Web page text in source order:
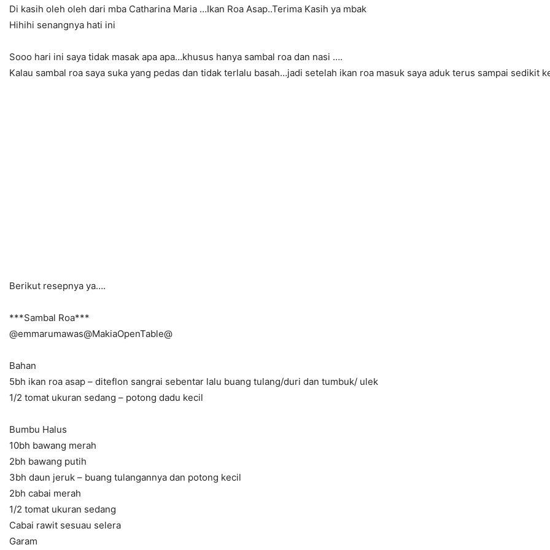
Di kasih oleh oleh dari mba Catharina Maria …Ikan Roa Asap..Terima Kasih ya mbak
Hihihi senangnya hati ini
Sooo hari ini saya tidak masak apa apa…khusus hanya sambal roa dan nasi ….
Kalau sambal roa saya suka yang pedas dan tidak terlalu basah…jadi setelah ikan roa masuk saya aduk terus sampai sedikit
Berikut resepnya ya….
***Sambal Roa***
@emmarumawas@MakiaOpenTable@
Bahan
5bh ikan roa asap – diteflon sangrai sebentar lalu buang tulang/duri dan tumbuk/ ulek
1/2 tomat ukuran sedang – potong dadu kecil
Bumbu Halus
10bh bawang merah
2bh bawang putih
3bh daun jeruk – buang tulangannya dan potong kecil
2bh cabai merah
1/2 tomat ukuran sedang
Cabai rawit sesuau selera
Garam